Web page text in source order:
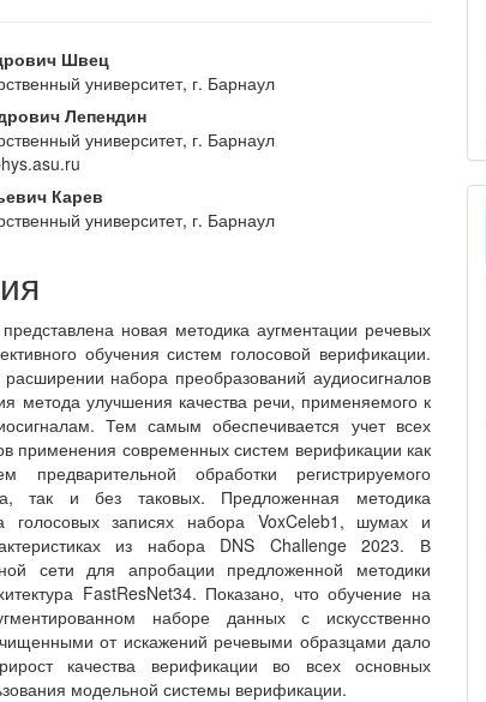
Швец
университет, г. Барнаул
Лепендин
университет, г. Барнаул
Карев
университет, г. Барнаул
новая методика аугментации речевых
обучения систем голосовой верификации.
набора преобразований аудиосигналов
метода улучшения качества речи, применяемого к
Тем самым обеспечивается учет всех
применения современных систем верификации как
предварительной обработки регистрируемого
так и без таковых. Предложенная методика
голосовых записях набора VoxCeleb1, шумах и
из набора DNS Challenge 2023. В
сети для апробации предложенной методики
FastResNet34. Показано, что обучение на
наборе данных с искусственно
от искажений речевыми образцами дало
качества верификации во всех основных
модельной системы верификации.